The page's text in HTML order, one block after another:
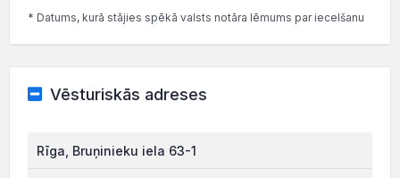
* Datums, kurā stājies spēkā valsts notāra lēmums par iecelšanu
Vēsturiskās adreses
Rīga, Bruņinieku iela 63-1